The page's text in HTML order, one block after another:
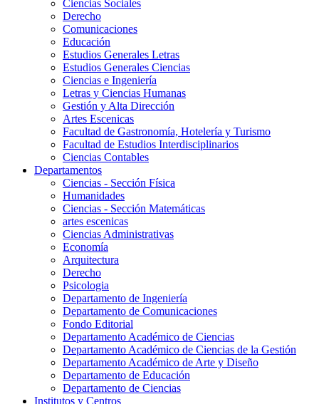
Ciencias Sociales
Derecho
Comunicaciones
Educación
Estudios Generales Letras
Estudios Generales Ciencias
Ciencias e Ingeniería
Letras y Ciencias Humanas
Gestión y Alta Dirección
Artes Escenicas
Facultad de Gastronomía, Hotelería y Turismo
Facultad de Estudios Interdisciplinarios
Ciencias Contables
Departamentos
Ciencias - Sección Física
Humanidades
Ciencias - Sección Matemáticas
artes escenicas
Ciencias Administrativas
Economía
Arquitectura
Derecho
Psicologia
Departamento de Ingeniería
Departamento de Comunicaciones
Fondo Editorial
Departamento Académico de Ciencias
Departamento Académico de Ciencias de la Gestión
Departamento Académico de Arte y Diseño
Departamento de Educación
Departamento de Ciencias
Institutos y Centros